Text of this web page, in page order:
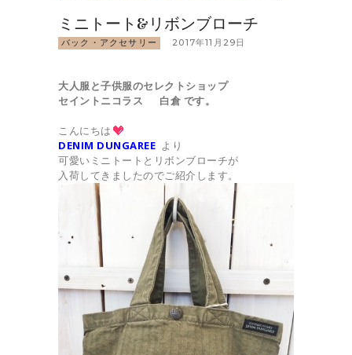
ミニトート&リボンブローチ
バック・アクセサリー 2017年11月29日
大人服と子供服のセレクトショップ
セイントニコラス 白倉 です。
こんにちは
DENIM DUNGAREE より
可愛いミニトートとリボンブローチが
入荷してきましたのでご紹介します。